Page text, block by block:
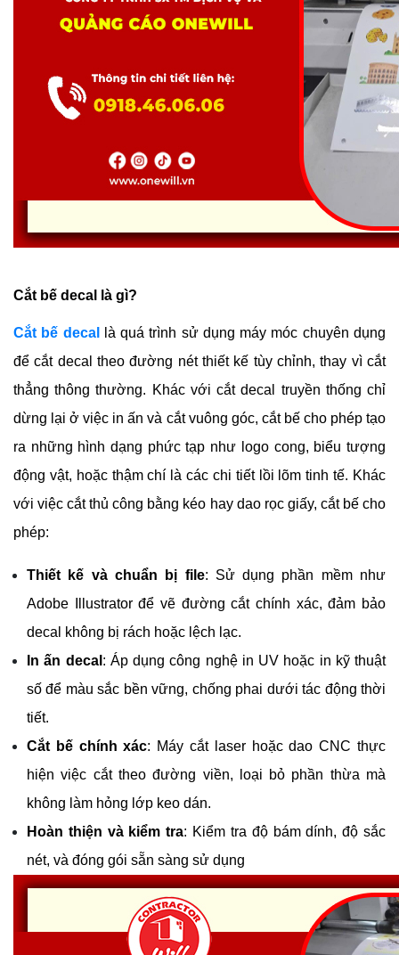
Cắt bế decal là gì?
Cắt bế decal
là quá trình sử dụng máy móc chuyên dụng
để cắt decal theo đường nét thiết kế tùy chỉnh, thay vì cắt
thẳng thông thường. Khác với cắt decal truyền thống chỉ
dừng lại ở việc in ấn và cắt vuông góc, cắt bế cho phép tạo
ra những hình dạng phức tạp như logo cong, biểu tượng
động vật, hoặc thậm chí là các chi tiết lồi lõm tinh tế. Khác
với việc cắt thủ công bằng kéo hay dao rọc giấy, cắt bế cho
phép:
Thiết kế và chuẩn bị file: Sử dụng phần mềm như
Adobe Illustrator để vẽ đường cắt chính xác, đảm bảo
decal không bị rách hoặc lệch lạc.
In ấn decal : Áp dụng công nghệ in UV hoặc in kỹ thuật
số để màu sắc bền vững, chống phai dưới tác động thời
tiết.
Cắt bế chính xác: Máy cắt laser hoặc dao CNC thực
hiện việc cắt theo đường viền, loại bỏ phần thừa mà
không làm hỏng lớp keo dán.
Hoàn thiện và kiểm tra: Kiểm tra độ bám dính, độ sắc
nét, và đóng gói sẵn sàng sử dụng